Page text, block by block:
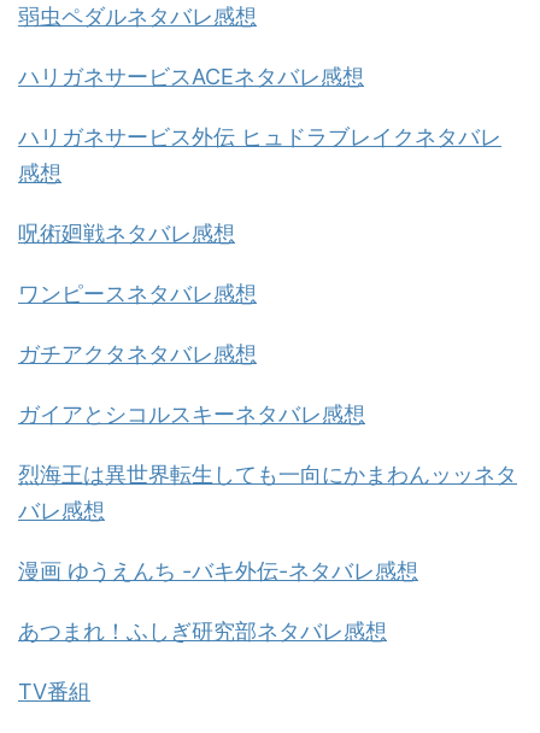
弱虫ペダルネタバレ感想
ハリガネサービスACEネタバレ感想
ハリガネサービス外伝 ヒュドラブレイクネタバレ
感想
呪術廻戦ネタバレ感想
ワンピースネタバレ感想
ガチアクタネタバレ感想
ガイアとシコルスキーネタバレ感想
烈海王は異世界転生しても一向にかまわんッッネタ
バレ感想
漫画 ゆうえんち -バキ外伝-ネタバレ感想
あつまれ！ふしぎ研究部ネタバレ感想
TV番組